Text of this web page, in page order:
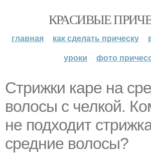
КРАСИВЫЕ
главная как сделать прическу
уроки
фото
Стрижки каре на
волосы с челкой.
не подходит
средние волосы?